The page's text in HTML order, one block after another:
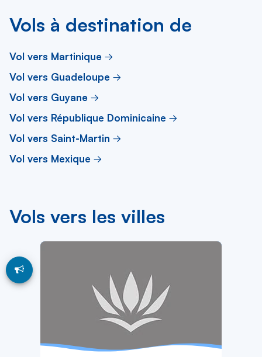
Vols à destination de
Vol vers Martinique
Vol vers Guadeloupe
Vol vers Guyane
Vol vers République Dominicaine
Vol vers Saint-Martin
Vol vers Mexique
Vols vers les villes